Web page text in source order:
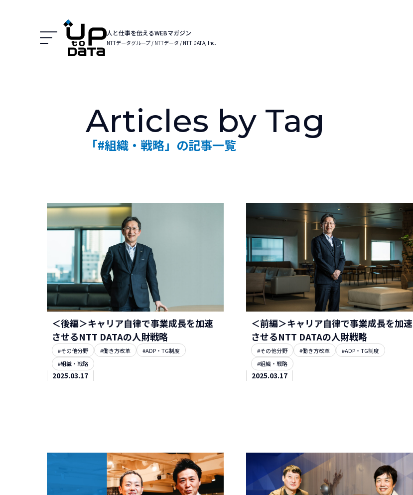
人と仕事を伝えるWEBマガジン
NTTデータグループ / NTTデータ / NTT DATA, Inc.
Menu
Articles by Tag
「#組織・戦略」の記事一覧
＜後編＞キャリア自律で事業成長を加速
させるNTT DATAの人財戦略
#その他分野 #働き方改革
#ADP・TG制度
#組織・戦略
2025.03.17
＜前編＞キャリア自律で事業成長を加速
させるNTT DATAの人財戦略
#その他分野 #働き方改革
#ADP・TG制度
#組織・戦略
2025.03.17